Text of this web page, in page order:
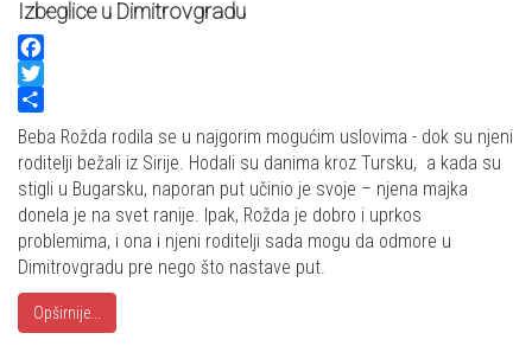
Izbeglice u Dimitrovgradu
Facebook
Twitter
Share
Beba Rožda rodila se u najgorim mogućim uslovima - dok su njeni
roditelji bežali iz Sirije. Hodali su danima kroz Tursku, a kada su
stigli u Bugarsku, naporan put učinio je svoje – njena majka
donela je na svet ranije. Ipak, Rožda je dobro i uprkos
problemima, i ona i njeni roditelji sada mogu da odmore u
Dimitrovgradu pre nego što nastave put.
Opširnije...